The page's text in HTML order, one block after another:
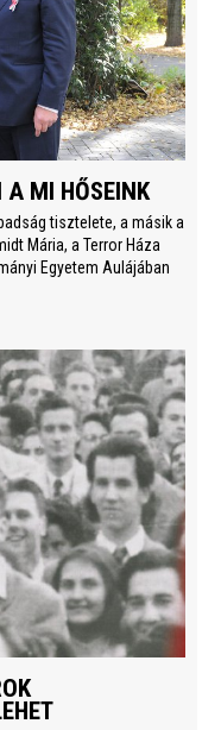
A MI HŐSEINK
tisztelete, a másik a
Mária, a Terror Háza
Egyetem Aulájában